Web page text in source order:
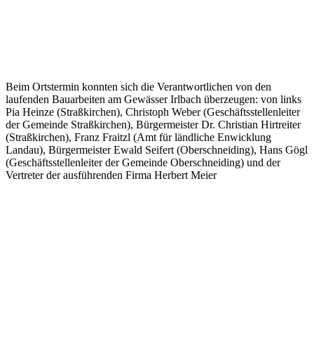
Beim Ortstermin konnten sich die Verantwortlichen von den
laufenden Bauarbeiten am Gewässer Irlbach überzeugen: von links
Pia Heinze (Straßkirchen), Christoph Weber (Geschäftsstellenleiter
der Gemeinde Straßkirchen), Bürgermeister Dr. Christian Hirtreiter
(Straßkirchen), Franz Fraitzl (Amt für ländliche Enwicklung
Landau), Bürgermeister Ewald Seifert (Oberschneiding), Hans Gögl
(Geschäftsstellenleiter der Gemeinde Oberschneiding) und der
Vertreter der ausführenden Firma Herbert Meier